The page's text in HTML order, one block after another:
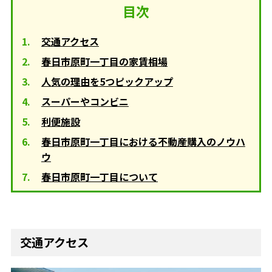
目次
交通アクセス
春日市原町一丁目の家賃相場
人気の理由を5つピックアップ
スーパーやコンビニ
利便施設
春日市原町一丁目における不動産購入のノウハ
ウ
春日市原町一丁目について
交通アクセス